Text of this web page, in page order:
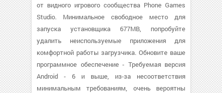
от видного игрового сообщества Phone Games
Studio. Минимальное свободное место для
запуска установщика 677MB, попробуйте
удалить неиспользуемые приложения для
комфортной работы загрузчика. Обновите ваше
программное обеспечение - Требуемая версия
Android - 6 и выше, из-за несоответствия
минимальным требованиям, очень вероятны